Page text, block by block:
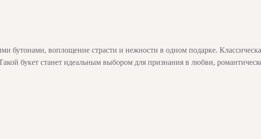
бутонами, воплощение страсти и нежности в одном подарке.
букет станет идеальным выбором для признания в любви,